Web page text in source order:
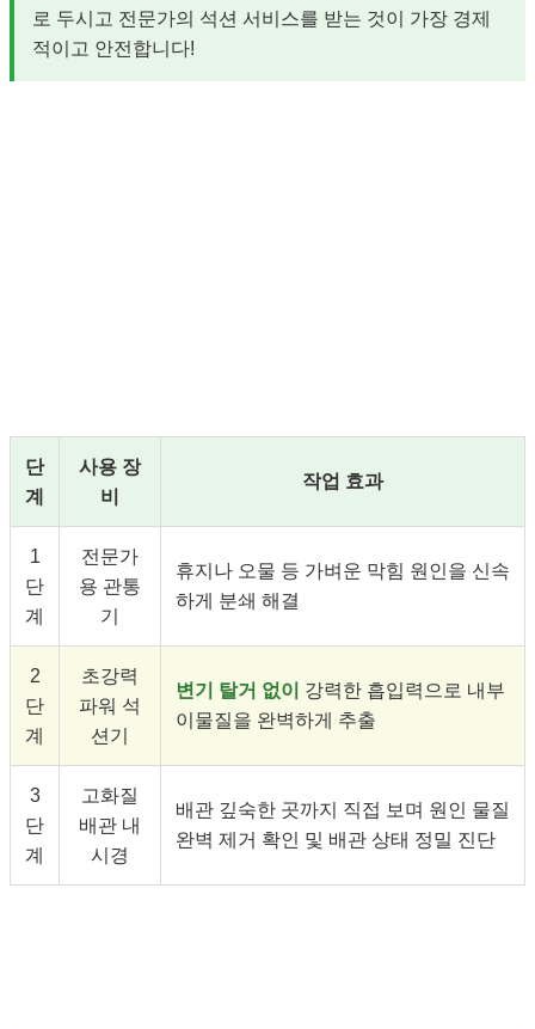
로 두시고 전문가의 석션 서비스를 받는 것이 가장 경제
적이고 안전합니다!
단
계
사용 장
비
작업 효과
1
단
계
전문가
용 관통
기
휴지나 오물 등 가벼운 막힘 원인을 신속
하게 분쇄 해결
2
단
계
초강력
파워 석
션기
변기 탈거 없이
강력한 흡입력으로 내부
이물질을 완벽하게 추출
3
단
계
고화질
배관 내
시경
배관 깊숙한 곳까지 직접 보며 원인 물질
완벽 제거 확인 및 배관 상태 정밀 진단